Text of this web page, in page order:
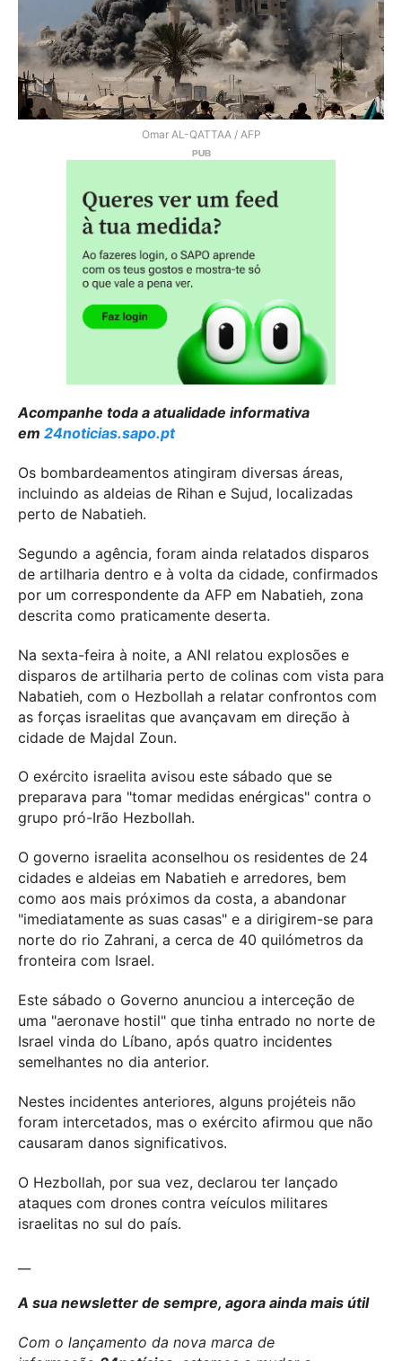
Omar AL-QATTAA / AFP
Acompanhe toda a atualidade informativa
em 24noticias.sapo.pt
Os bombardeamentos atingiram diversas áreas,
incluindo as aldeias de Rihan e Sujud, localizadas
perto de Nabatieh.
Segundo a agência, foram ainda relatados disparos
de artilharia dentro e à volta da cidade, confirmados
por um correspondente da AFP em Nabatieh, zona
descrita como praticamente deserta.
Na sexta-feira à noite, a ANI relatou explosões e
disparos de artilharia perto de colinas com vista para
Nabatieh, com o Hezbollah a relatar confrontos com
as forças israelitas que avançavam em direção à
cidade de Majdal Zoun.
O exército israelita avisou este sábado que se
preparava para "tomar medidas enérgicas" contra o
grupo pró-Irão Hezbollah.
O governo israelita aconselhou os residentes de 24
cidades e aldeias em Nabatieh e arredores, bem
como aos mais próximos da costa, a abandonar
"imediatamente as suas casas" e a dirigirem-se para
norte do rio Zahrani, a cerca de 40 quilómetros da
fronteira com Israel.
Este sábado o Governo anunciou a interceção de
uma "aeronave hostil" que tinha entrado no norte de
Israel vinda do Líbano, após quatro incidentes
semelhantes no dia anterior.
Nestes incidentes anteriores, alguns projéteis não
foram intercetados, mas o exército afirmou que não
causaram danos significativos.
O Hezbollah, por sua vez, declarou ter lançado
ataques com drones contra veículos militares
israelitas no sul do país.
A sua newsletter de sempre, agora ainda mais útil
Com o lançamento da nova marca de